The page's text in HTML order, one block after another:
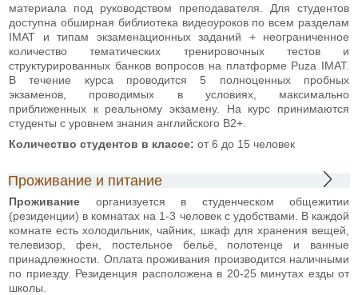
материала под руководством преподавателя. Для студентов
доступна обширная библиотека видеоуроков по всем разделам
IMAT и типам экзаменационных заданий + неограниченное
количество тематических тренировочных тестов и
структурированных банков вопросов на платформе Puza IMAT.
В течение курса проводится 5 полноценных пробных
экзаменов, проводимых в условиях, максимально
приближенных к реальному экзамену. На курс принимаются
студенты с уровнем знания английского В2+.
Количество студентов в классе: от 6 до 15 человек
Проживание и питание
Проживание организуется в студенческом общежитии
(резиденции) в комнатах на 1-3 человек с удобствами. В каждой
комнате есть холодильник, чайник, шкаф для хранения вещей,
телевизор, фен, постельное бельё, полотенце и ванные
принадлежности. Оплата проживания производится наличными
по приезду. Резиденция расположена в 20-25 минутах езды от
школы.